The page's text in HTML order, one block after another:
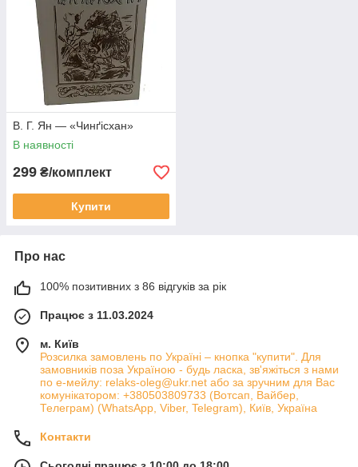
В. Г. Ян — «Чинґісхан»
В наявності
299 ₴/комплект
Купити
Про нас
100% позитивних з 86 відгуків за рік
Працює з 11.03.2024
м. Київ
Розсилка замовлень по Україні – кнопка "купити". Для
замовників поза Україною - будь ласка, зв'яжіться з нами
по е-мейлу: relaks-oleg@ukr.net або за зручним для Вас
комунікатором: +380503809733 (Вотсап, Вайбер,
Телеграм) (WhatsApp, Viber, Telegram), Київ, Україна
Контакти